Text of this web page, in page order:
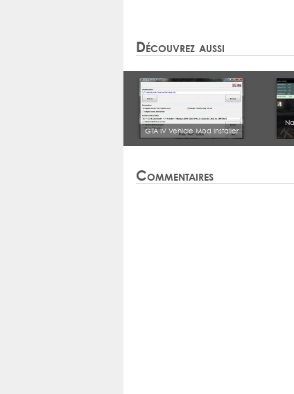
Découvrez aussi
GTA IV Vehicle Mod Installer
Commentaires